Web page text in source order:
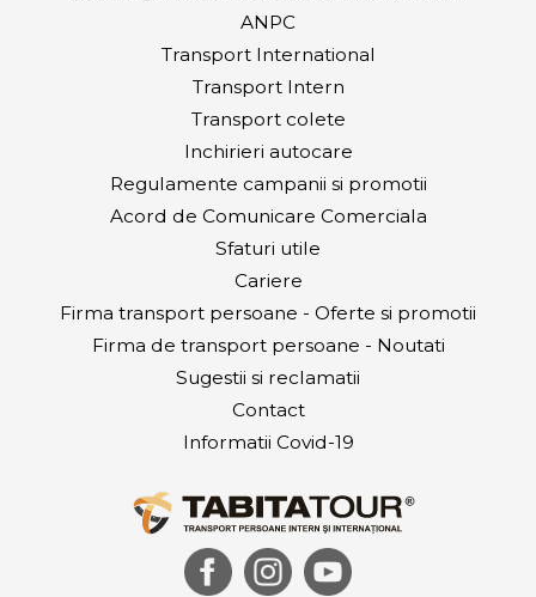
ANPC
Transport International
Transport Intern
Transport colete
Inchirieri autocare
Regulamente campanii si promotii
Acord de Comunicare Comerciala
Sfaturi utile
Cariere
Firma transport persoane - Oferte si promotii
Firma de transport persoane - Noutati
Sugestii si reclamatii
Contact
Informatii Covid-19